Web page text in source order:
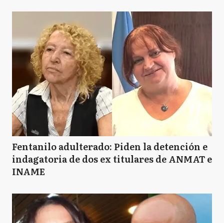
Fentanilo adulterado: Piden la detención e
indagatoria de dos ex titulares de ANMAT e
INAME